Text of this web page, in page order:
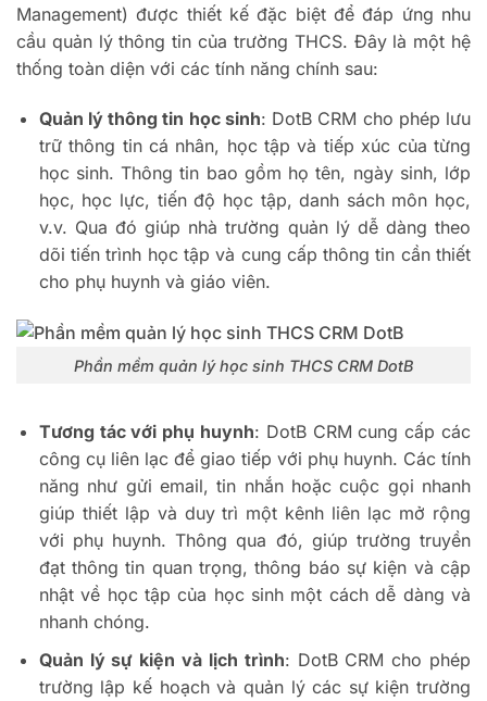
Management) được thiết kế đặc biệt để đáp ứng nhu
cầu quản lý thông tin của trường THCS. Đây là một hệ
thống toàn diện với các tính năng chính sau:
Quản lý thông tin học sinh: DotB CRM cho phép lưu
trữ thông tin cá nhân, học tập và tiếp xúc của từng
học sinh. Thông tin bao gồm họ tên, ngày sinh, lớp
học, học lực, tiến độ học tập, danh sách môn học,
v.v. Qua đó giúp nhà trường quản lý dễ dàng theo
dõi tiến trình học tập và cung cấp thông tin cần thiết
cho phụ huynh và giáo viên.
Phần mềm quản lý học sinh THCS CRM DotB
Tương tác với phụ huynh: DotB CRM cung cấp các
công cụ liên lạc để giao tiếp với phụ huynh. Các tính
năng như gửi email, tin nhắn hoặc cuộc gọi nhanh
giúp thiết lập và duy trì một kênh liên lạc mở rộng
với phụ huynh. Thông qua đó, giúp trường truyền
đạt thông tin quan trọng, thông báo sự kiện và cập
nhật về học tập của học sinh một cách dễ dàng và
nhanh chóng.
Quản lý sự kiện và lịch trình: DotB CRM cho phép
trường lập kế hoạch và quản lý các sự kiện trường